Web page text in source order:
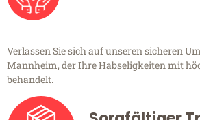
Verlassen Sie sich auf unseren sicheren
Mannheim, der Ihre Habseligkeiten mit
behandelt.